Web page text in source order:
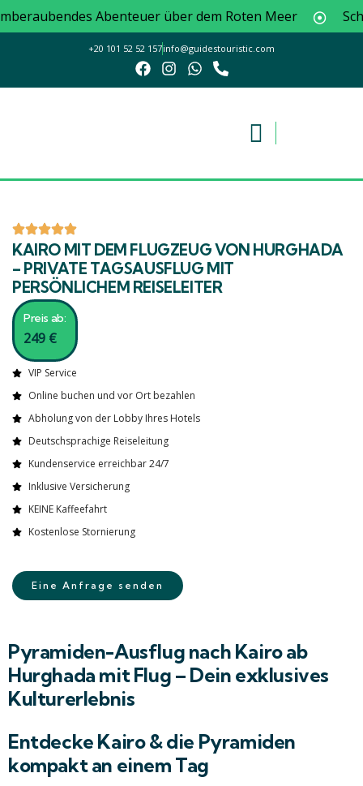
Abenteuer über dem Roten Meer
+20 101 52 52 157info@guidestouristic.com
KAIRO MIT DEM FLUGZEUG VON HURGHADA
– PRIVATE TAGSAUSFLUG MIT
PERSÖNLICHEM REISELEITER
Preis ab:
249 €
VIP Service
Online buchen und vor Ort bezahlen
Abholung von der Lobby Ihres Hotels
Deutschsprachige Reiseleitung
Kundenservice erreichbar 24/7
Inklusive Versicherung
KEINE Kaffeefahrt
Kostenlose Stornierung
Eine Anfrage senden
Pyramiden-Ausflug nach Kairo ab
Hurghada mit Flug – Dein exklusives
Kulturerlebnis
Entdecke Kairo & die Pyramiden
kompakt an einem Tag